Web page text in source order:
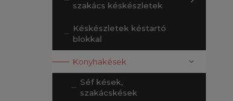
szakács késkészletek
Késkészletek késtartó
blokkal
Konyhakések
Séf kések,
szakácskések